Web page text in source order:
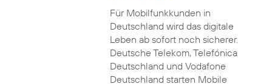
Für Mobilfunkkunden in
Deutschland wird das digitale
Leben ab sofort noch sicherer.
Deutsche Telekom, Telefónica
Deutschland und Vodafone
Deutschland starten Mobile